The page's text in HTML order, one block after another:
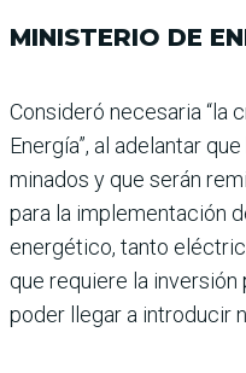
MINISTERIO DE
Consideró necesaria “la
Energía”, al adelantar
minados y que serán
para la implementación
energético, tanto
que requiere la
poder llegar a introducir